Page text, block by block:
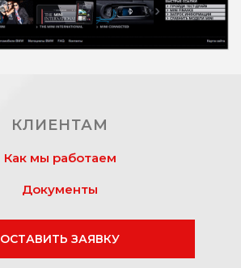
КЛИЕНТАМ
Как мы работаем
Документы
ОСТАВИТЬ ЗАЯВКУ